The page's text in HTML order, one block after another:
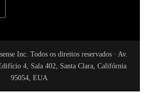
Inc. Todos os direitos reservados · Av.
4, Sala 402, Santa Clara, Califórnia
95054, EUA